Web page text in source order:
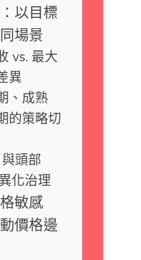
以目標
場景
vs. 最大
異
、成熟
的策略切
頭部
化治理
敏感
價格邊